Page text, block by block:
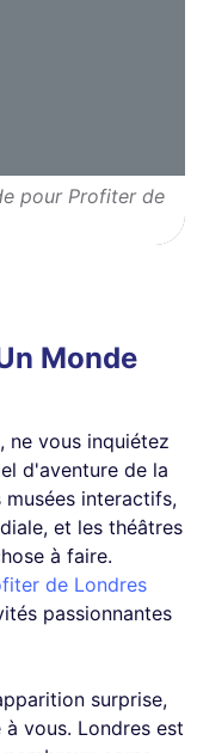
pour Profiter de
Monde
ne vous inquiétez
d'aventure de la
interactifs,
et les théâtres
à faire.
de Londres
passionnantes
surprise,
vous. Londres est